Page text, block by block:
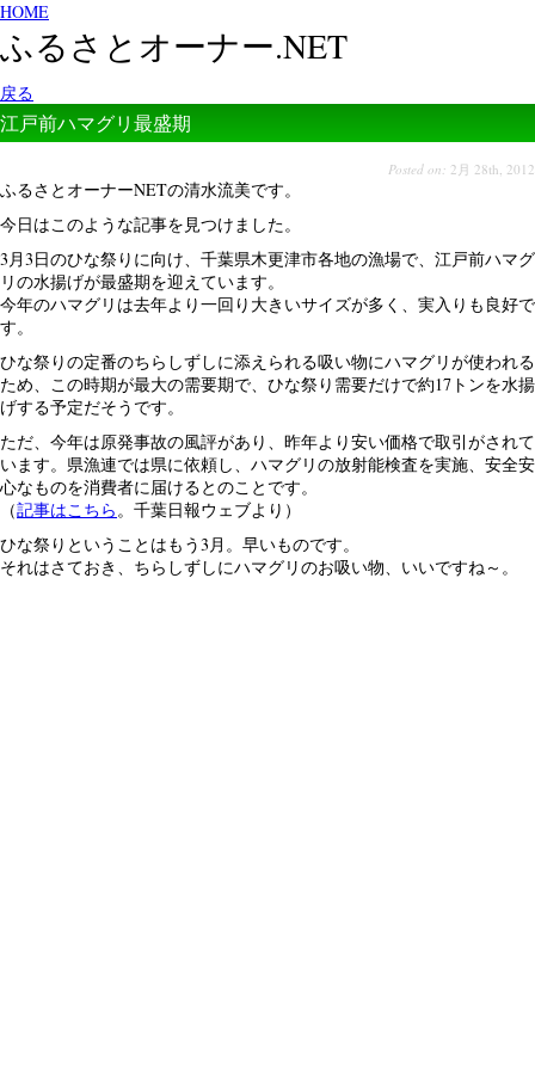
HOME
ふるさとオーナー.NET
戻る
江戸前ハマグリ最盛期
Posted on: 2月 28th, 2012
ふるさとオーナーNETの清水流美です。
今日はこのような記事を見つけました。
3月3日のひな祭りに向け、千葉県木更津市各地の漁場で、江戸前ハマグ
リの水揚げが最盛期を迎えています。
今年のハマグリは去年より一回り大きいサイズが多く、実入りも良好で
す。
ひな祭りの定番のちらしずしに添えられる吸い物にハマグリが使われる
ため、この時期が最大の需要期で、ひな祭り需要だけで約17トンを水揚
げする予定だそうです。
ただ、今年は原発事故の風評があり、昨年より安い価格で取引がされて
います。県漁連では県に依頼し、ハマグリの放射能検査を実施、安全安
心なものを消費者に届けるとのことです。
（記事はこちら。千葉日報ウェブより）
ひな祭りということはもう3月。早いものです。
それはさておき、ちらしずしにハマグリのお吸い物、いいですね～。